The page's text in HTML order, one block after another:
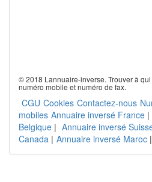
© 2018 Lannuaire-inverse. Trouver à
numéro mobile et numéro de fax.
CGU Cookies Contactez-nous
mobiles Annuaire inversé France |
Belgique | Annuaire inversé
Canada | Annuaire inversé Maroc |